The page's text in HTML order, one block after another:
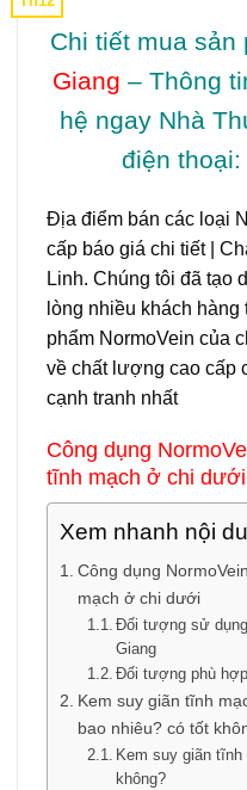
Chi tiết mua sản
Giang – Thông
hệ ngay Nhà
điện thoại:
Địa điểm bán các loại
cấp báo giá chi tiết |
Linh. Chúng tôi đã tạo
lòng nhiều khách
phẩm NormoVein của
về chất lượng cao cấp
cạnh tranh nhất
Công dụng
tĩnh mạch ở chi dưới
Xem nhanh nội
Công dụng
mạch ở chi dưới
Đối tượng sử
Giang
Đối tượng phù
Kem suy giãn tĩnh
bao nhiêu? có tốt
Kem suy giãn
không?